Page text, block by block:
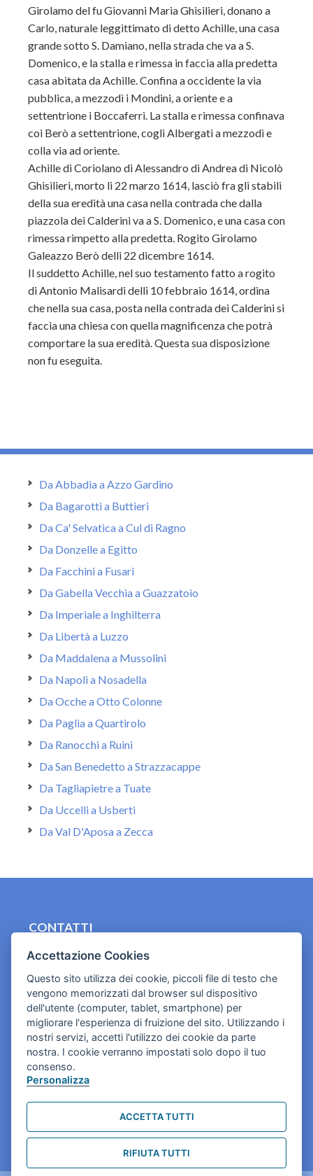
Girolamo del fu Giovanni Maria Ghisilieri, donano a
Carlo, naturale leggittimato di detto Achille, una casa
grande sotto S. Damiano, nella strada che va a S.
Domenico, e la stalla e rimessa in faccia alla predetta
casa abitata da Achille. Confina a occidente la via
pubblica, a mezzodì i Mondini, a oriente e a
settentrione i Boccaferri. La stalla e rimessa confinava
coi Berò a settentrione, cogli Albergati a mezzodì e
colla via ad oriente.
Achille di Coriolano di Alessandro di Andrea di Nicolò
Ghisilieri, morto li 22 marzo 1614, lasciò fra gli stabili
della sua eredità una casa nella contrada che dalla
piazzola dei Calderini va a S. Domenico, e una casa con
rimessa rimpetto alla predetta. Rogito Girolamo
Galeazzo Berò delli 22 dicembre 1614.
Il suddetto Achille, nel suo testamento fatto a rogito
di Antonio Malisardi delli 10 febbraio 1614, ordina
che nella sua casa, posta nella contrada dei Calderini si
faccia una chiesa con quella magnificenza che potrà
comportare la sua eredità. Questa sua disposizione
non fu eseguita.
Da Abbadia a Azzo Gardino
Da Bagarotti a Buttieri
Da Ca' Selvatica a Cul di Ragno
Da Donzelle a Egitto
Da Facchini a Fusari
Da Gabella Vecchia a Guazzatoio
Da Imperiale a Inghilterra
Da Libertà a Luzzo
Da Maddalena a Mussolini
Da Napoli a Nosadella
Da Ocche a Otto Colonne
Da Paglia a Quartirolo
Da Ranocchi a Ruini
Da San Benedetto a Strazzacappe
Da Tagliapietre a Tuate
Da Uccelli a Usberti
Da Val D'Aposa a Zecca
CONTATTI
contact.originebologna@gmail.com
Cookies e informativa privacy
Accettazione Cookies
Questo sito utilizza dei cookie, piccoli file di testo che
vengono memorizzati dal browser sul dispositivo
dell'utente (computer, tablet, smartphone) per
migliorare l'esperienza di fruizione del sito. Utilizzando i
nostri servizi, accetti l'utilizzo dei cookie da parte
nostra. I cookie verranno impostati solo dopo il tuo
consenso.
Personalizza
ACCETTA TUTTI
RIFIUTA TUTTI